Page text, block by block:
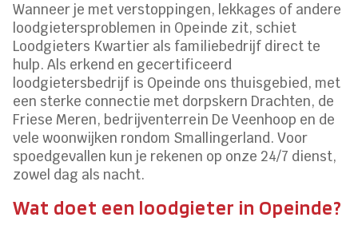
Wanneer je met verstoppingen, lekkages of andere
loodgietersproblemen in Opeinde zit, schiet
Loodgieters Kwartier als familiebedrijf direct te
hulp. Als erkend en gecertificeerd
loodgietersbedrijf is Opeinde ons thuisgebied, met
een sterke connectie met dorpskern Drachten, de
Friese Meren, bedrijventerrein De Veenhoop en de
vele woonwijken rondom Smallingerland. Voor
spoedgevallen kun je rekenen op onze 24/7 dienst,
zowel dag als nacht.
Wat doet een loodgieter in Opeinde?